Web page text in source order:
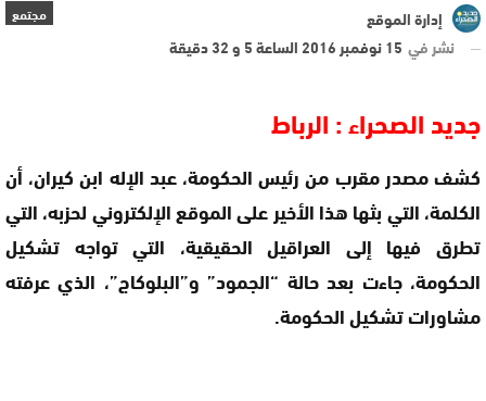
مجتمع
إدارة الموقع
نشر في 15 نوفمبر 2016 الساعة 5 و 32 دقيقة
جديد الصحراء : الرباط
كشف مصدر مقرب من رئيس الحكومة، عبد الإله ابن كيران، أن
الكلمة، التي بثها هذا الأخير على الموقع الإلكتروني لحزبه، التي
تطرق فيها إلى العراقيل الحقيقية، التي تواجه تشكيل
الحكومة، جاءت بعد حالة “الجمود” و”البلوكاج”، الذي عرفته
مشاورات تشكيل الحكومة.